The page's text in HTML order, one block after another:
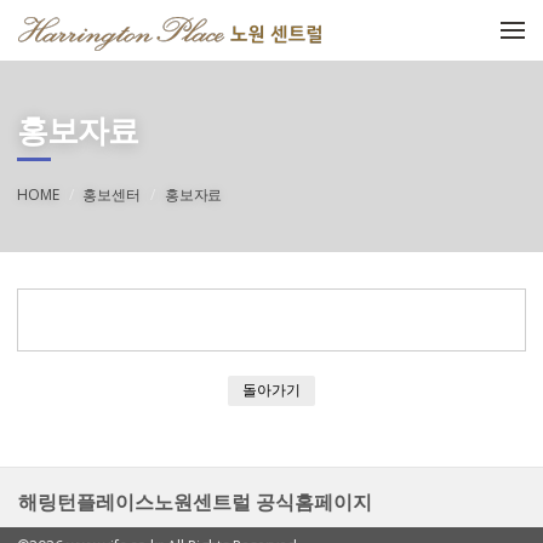
홍보자료
HOME 홍보센터 홍보자료
돌아가기
해링턴플레이스노원센트럴 공식홈페이지